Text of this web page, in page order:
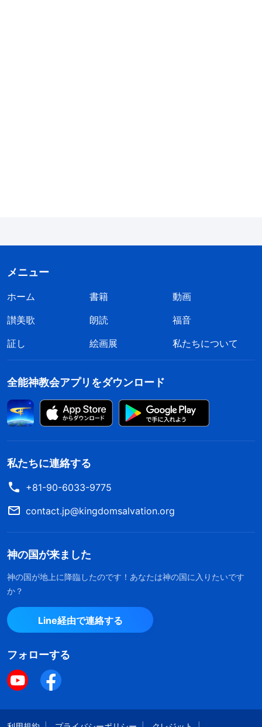
メニュー
ホーム 書籍
動画
讃美歌
朗読
福音
証し
絵画展 私たちについて
全能神教会アプリをダウンロード
私たちに連絡する
+81-90-6033-9775
contact.jp@kingdomsalvation.org
神の国が来ました
神の国が地上に降臨したのです！あなたは神の国に入りたいです
か？
Line経由で連絡する
フォローする